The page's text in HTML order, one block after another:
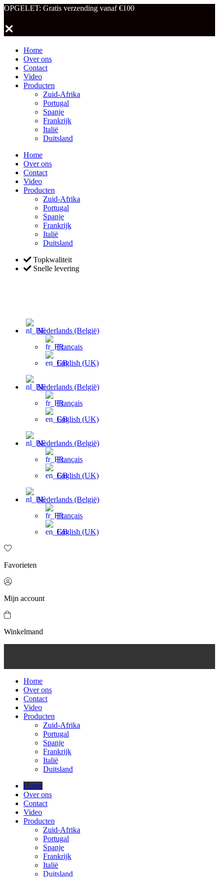
OPGELET: Gratis verzending vanaf €100
✕
Home
Over ons
Contact
Video
Producten
Zuid-Afrika
Portugal
Spanje
Frankrijk
Italië
Duitsland
Home
Over ons
Contact
Video
Producten
Zuid-Afrika
Portugal
Spanje
Frankrijk
Italië
Duitsland
Topkwaliteit
Snelle levering
Nederlands (België)
Français
English (UK)
Nederlands (België)
Français
English (UK)
Nederlands (België)
Français
English (UK)
Nederlands (België)
Français
English (UK)
Favorieten
Mijn account
Winkelmand
Home
Over ons
Contact
Video
Producten
Zuid-Afrika
Portugal
Spanje
Frankrijk
Italië
Duitsland
Home
Over ons
Contact
Video
Producten
Zuid-Afrika
Portugal
Spanje
Frankrijk
Italië
Duitsland